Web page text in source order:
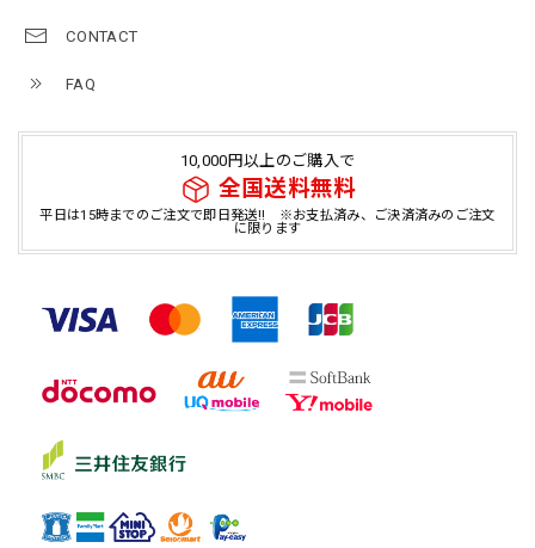
CONTACT
FAQ
10,000円以上のご購入で
全国送料無料
平日は15時までのご注文で即日発送!! ※お支払済み、ご決済済みのご注文
に限ります